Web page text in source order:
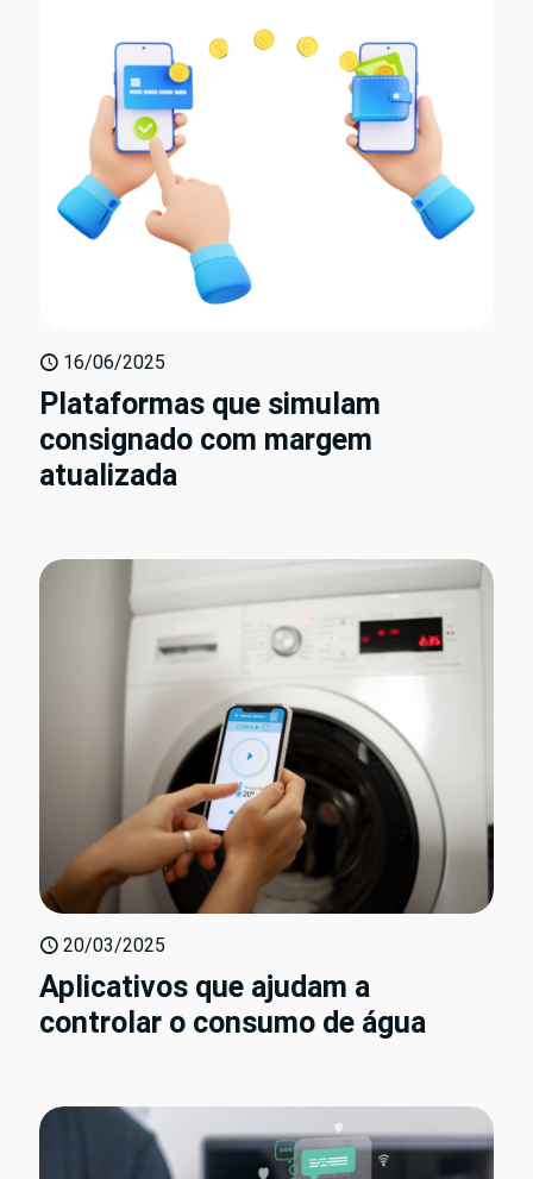
16/06/2025
Plataformas que simulam
consignado com margem
atualizada
20/03/2025
Aplicativos que ajudam a
controlar o consumo de água